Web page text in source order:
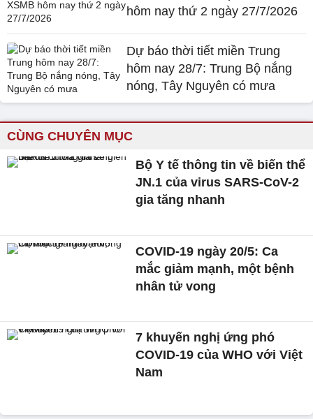
hôm nay thứ 2 ngày 27/7/2026
Dự báo thời tiết miền Trung
hôm nay 28/7: Trung Bộ nắng
nóng, Tây Nguyên có mưa
CÙNG CHUYÊN MỤC
Bộ Y tế thông tin về biến thể
JN.1 của virus SARS-CoV-2
gia tăng nhanh
COVID-19 ngày 20/5: Ca
mắc giảm mạnh, một bệnh
nhân tử vong
7 khuyến nghị ứng phó
COVID-19 của WHO với Việt
Nam